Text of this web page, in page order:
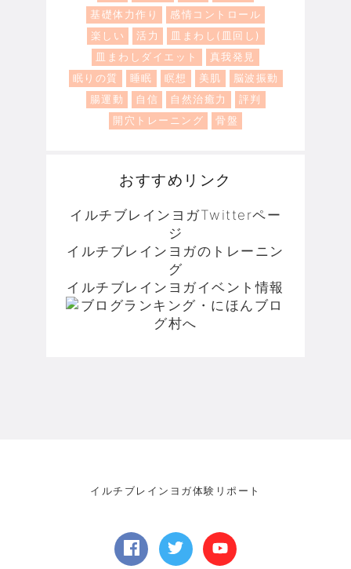
基礎体力作り
感情コントロール
楽しい
活力
皿まわし(皿回し)
皿まわしダイエット
真我発見
眠りの質
睡眠 瞑想 美肌
脳波振動
腸運動
自信 自然治癒力
評判
開穴トレーニング
骨盤
おすすめリンク
イルチブレインヨガTwitterペー
ジ
イルチブレインヨガのトレーニン
グ
イルチブレインヨガイベント情報
イルチブレインヨガ体験リポート